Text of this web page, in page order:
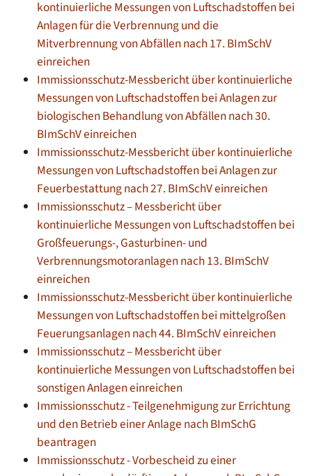
kontinuierliche Messungen von Luftschadstoffen bei
Anlagen für die Verbrennung und die
Mitverbrennung von Abfällen nach 17. BImSchV
einreichen
Immissionsschutz-Messbericht über kontinuierliche
Messungen von Luftschadstoffen bei Anlagen zur
biologischen Behandlung von Abfällen nach 30.
BImSchV einreichen
Immissionsschutz-Messbericht über kontinuierliche
Messungen von Luftschadstoffen bei Anlagen zur
Feuerbestattung nach 27. BImSchV einreichen
Immissionsschutz – Messbericht über
kontinuierliche Messungen von Luftschadstoffen bei
Großfeuerungs-, Gasturbinen- und
Verbrennungsmotoranlagen nach 13. BImSchV
einreichen
Immissionsschutz-Messbericht über kontinuierliche
Messungen von Luftschadstoffen bei mittelgroßen
Feuerungsanlagen nach 44. BImSchV einreichen
Immissionsschutz – Messbericht über
kontinuierliche Messungen von Luftschadstoffen bei
sonstigen Anlagen einreichen
Immissionsschutz - Teilgenehmigung zur Errichtung
und den Betrieb einer Anlage nach BImSchG
beantragen
Immissionsschutz - Vorbescheid zu einer